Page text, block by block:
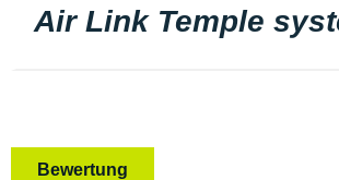
Air Link Temple
Bewertung